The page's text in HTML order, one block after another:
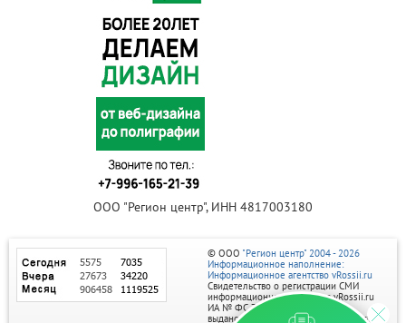
ООО "Регион центр", ИНН 4817003180
© ООО "Регион центр" 2004 - 2026
Информационное наполнение:
Информационное агентство vRossii.ru
Свидетельство о регистрации СМИ
информационного агентства vRossii.ru
ИА № ФС 77‑35502
выдано РОСКОМНАДЗОРом 04 марта